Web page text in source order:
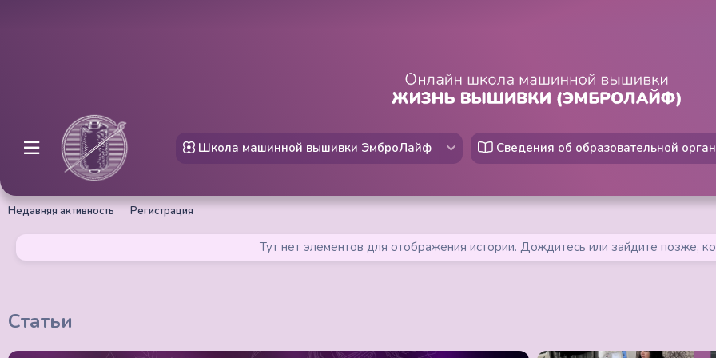
Школа машинной вышивки ЭмброЛайф Сведения об образовательной
Недавняя активность Регистрация
Тут нет элементов для отображения истории. Дождитесь или зайдите позже,
Статьи